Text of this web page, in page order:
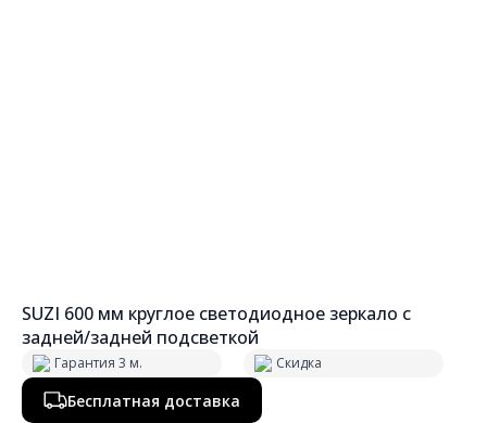
SUZI 600 мм круглое светодиодное зеркало с
задней/задней подсветкой
Гарантия 3 м. Скидка
Бесплатная доставка